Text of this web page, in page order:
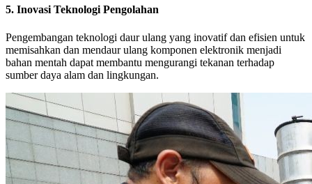
5. Inovasi Teknologi Pengolahan
Pengembangan teknologi daur ulang yang inovatif dan efisien untuk
memisahkan dan mendaur ulang komponen elektronik menjadi
bahan mentah dapat membantu mengurangi tekanan terhadap
sumber daya alam dan lingkungan.